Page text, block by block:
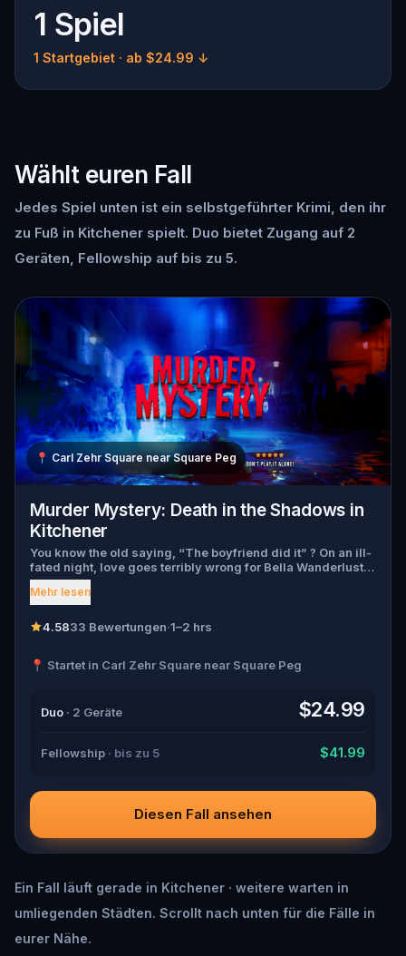
1 Spiel
1 Startgebiet · ab $24.99 ↓
Wählt euren Fall
Jedes Spiel unten ist ein selbstgeführter Krimi, den ihr
zu Fuß in Kitchener spielt. Duo bietet Zugang auf 2
Geräten, Fellowship auf bis zu 5.
📍 Carl Zehr Square near Square Peg
Murder Mystery: Death in the Shadows in
Kitchener
You know the old saying, “The boyfriend did it” ? On an ill-
fated night, love goes terribly wrong for Bella Wanderlust
and Walter Bridges . Bella, a famous travel blogger, was
found dead during a ghost tour led by the theatrical Percy
Walter, the obsessed boyfriend? Percy, the ghost tour
suspects, and expose the real murderer before they strike
Mehr lesen
4.5833 Bewertungen·1–2 hrs
📍 Startet in Carl Zehr Square near Square Peg
Duo · 2 Geräte $24.99
Fellowship · bis zu 5 $41.99
Diesen Fall ansehen
Ein Fall läuft gerade in Kitchener · weitere warten in
umliegenden Städten. Scrollt nach unten für die Fälle in
eurer Nähe.